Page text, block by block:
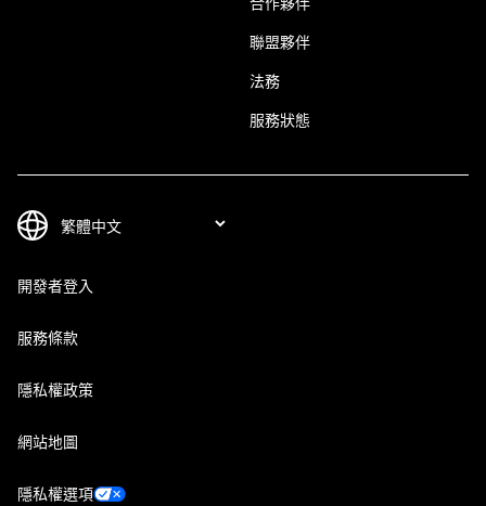
聯盟夥伴
法務
服務狀態
開發者登入
服務條款
隱私權政策
網站地圖
隱私權選項